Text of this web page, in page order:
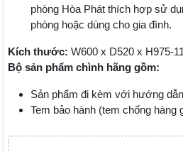
phòng Hòa Phát thích hợp sử
phòng hoặc dùng cho gia đình.
Kích thước: W600 x D520 x H975-
Bộ sản phẩm chình hãng gồm:
Sản phẩm đi kèm với hướng
Tem bảo hành (tem chống hàng